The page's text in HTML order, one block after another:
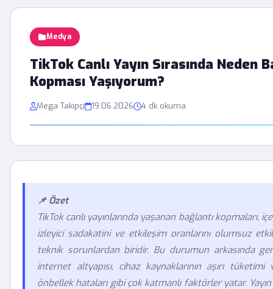
Medya
TikTok Canlı Yayın Sırasında Neden
Kopması Yaşıyorum?
Mega Takipçi 19.06.2026 4 dk okuma
📌 Özet
TikTok canlı yayınlarında yaşanan bağlantı kopmaları,
izleyici sadakatini ve etkileşim oranlarını olumsuz
teknik sorunlardan biridir. Bu durumun arkasında
internet altyapısı, cihaz kaynaklarının aşırı tüketimi
önbellek hataları gibi çok katmanlı faktörler yatar.